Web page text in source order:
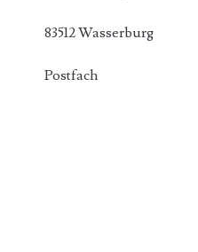
83512 Wasserburg
Postfach